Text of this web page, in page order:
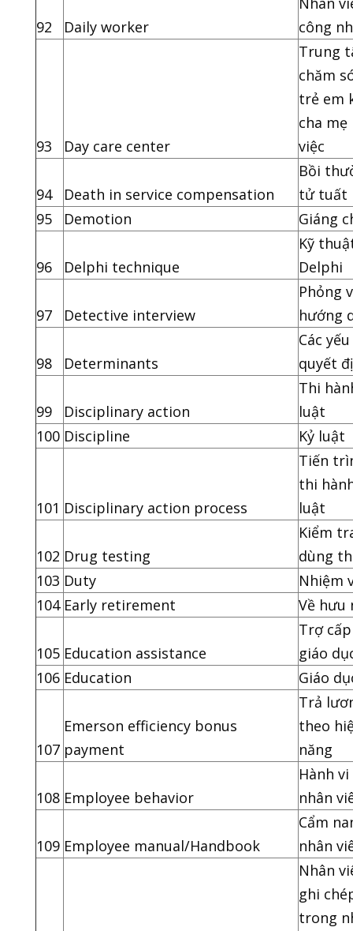
92 Daily worker
công
93 Day care center
Trung
chăm
trẻ em
cha mẹ
việc
94 Death in service compensation
Bồi
tử tuất
95
Demotion Giáng
96 Delphi technique
Kỹ
Delphi
97 Detective interview
Phỏng
hướng
98 Determinants
Các
quyết
99 Disciplinary action
Thi
luật
100 Discipline Kỷ luật
101 Disciplinary action process
Tiến
thi
luật
102 Drug testing
Kiểm
dùng
103 Duty
Nhiệm
104 Early retirement Về hưu
105 Education assistance
Trợ cấp
giáo
106 Education Giáo
107
Emerson efficiency bonus
payment
Trả
theo
năng
108 Employee behavior
Hành vi
nhân
109 Employee manual/Handbook
Cẩm
nhân
Nhân
ghi
trong